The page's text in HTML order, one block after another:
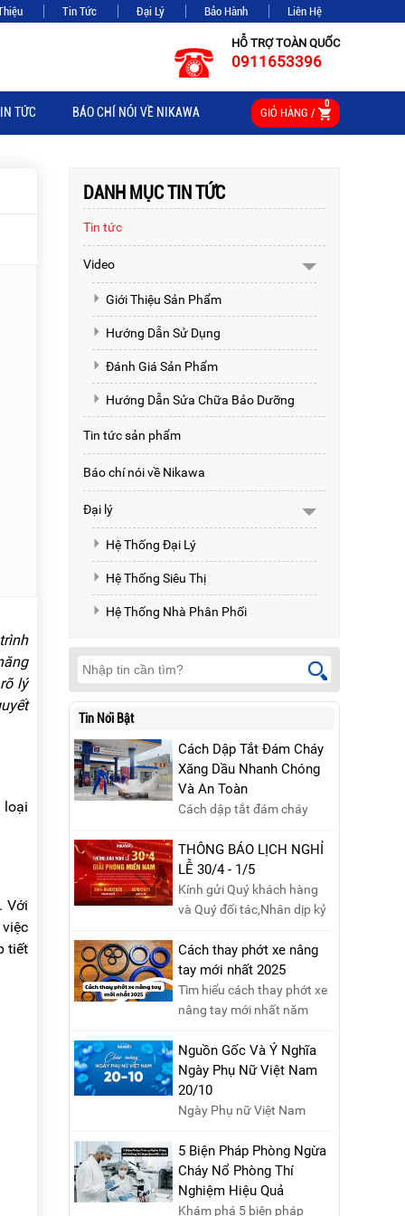
Tin Tức Đại Lý Bảo Hành Liên Hệ
HỖ TRỢ TOÀN QUỐC
0911653396
TỨC BÁO CHÍ NÓI VỀ NIKAWA GIỎ HÀNG /
0
lý
loại
Với
tiết
DANH MỤC TIN TỨC
Tin tức
Video
Giới Thiệu Sản Phẩm
Hướng Dẫn Sử Dụng
Đánh Giá Sản Phẩm
Hướng Dẫn Sửa Chữa Bảo Dưỡng
Tin tức sản phẩm
Báo chí nói về Nikawa
Đại lý
Hệ Thống Đại Lý
Hệ Thống Siêu Thị
Hệ Thống Nhà Phân Phối
Tin Nổi Bật
Cách Dập Tắt Đám Cháy
Xăng Dầu Nhanh Chóng
Và An Toàn
Cách dập tắt đám cháy
xăng dầu nhanh chóng và
an toàn là một kỹ năng
quan trọng trong phòng
cháy chữa cháy. Đám cháy
xăng dầu rất dễ lan rộng và
gây thiệt hại nghiêm trọng
nếu không được xử lý kịp
thời. Vì vậy, việc hiểu rõ các
phương pháp dập tắt...
THÔNG BÁO LỊCH NGHỈ
LỄ 30/4 - 1/5
Kính gửi Quý khách hàng
và Quý đối tác,Nhân dịp kỷ
niệm Ngày Giải phóng miền
Nam 30/4 và Ngày Quốc tế
Lao động 1/5, Nikawa xin
trân trọng thông báo lịch
nghỉ lễ như sau:Thời gian
nghỉ: Từ Thứ Ba, ngày
29/04/2025 đến hết Chủ
Nhật, ngày 04/05/2025.T...
Cách thay phớt xe nâng
tay mới nhất 2025
Tìm hiểu cách thay phớt xe
nâng tay mới nhất năm
2025 với hướng dẫn chi tiết.
Đọc ngay để nắm vững quy
trình thay phớt đúng cách,
giúp xe nâng hoạt động
hiệu quả và bền lâu!
Nguồn Gốc Và Ý Nghĩa
Ngày Phụ Nữ Việt Nam
20/10
Ngày Phụ nữ Việt Nam
20/10 là dịp đặc biệt để tôn
vinh những cống hiến và hy
sinh của phụ nữ trong gia
đình và xã hội. Khởi nguồn
từ sự ra đời của Hội Phụ nữ
5 Biện Pháp Phòng Ngừa
Cháy Nổ Phòng Thí
Nghiệm Hiệu Quả
Khám phá 5 biện pháp